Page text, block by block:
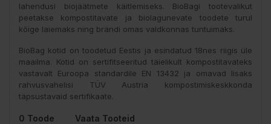
lahendusi biojäätmete käitlemiseks. BioBagi tootevalikut
peetakse kompostitavate ja biolagunevate toodete turul
kõige laiemaks ning brändi omas valdkonnas tuntuimaks.
BioBag kotid on toodetud Eestis ja esindatud 18nes riigis üle
maailma. Kotid on sertifitseeritud täielikult kompostitavateks
vastavalt Euroopa standardile EN 13432 ja omavad lisaks
rahvusvahelisi TÜV Austria kompostimiskeskkonda
täpsustavaid sertifikaate.
0 Toode Vaata Tooteid